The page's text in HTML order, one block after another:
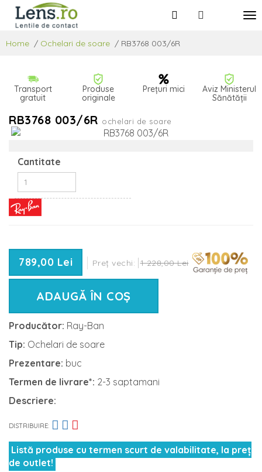
Home / Ochelari de soare / RB3768 003/6R
Transport
gratuit
Produse
originale
Prețuri mici
Aviz Ministerul
Sănătății
RB3768 003/6R ochelari de soare
Cantitate
789,00 Lei Preț vechi: 1 228,00 Lei
ADAUGĂ ÎN COȘ
Producător: Ray-Ban
Tip: Ochelari de soare
Prezentare: buc
Termen de livrare*: 2-3 saptamani
Descriere:
DISTRIBUIRE:
Listă produse cu termen scurt de valabilitate, la preț
de outlet!